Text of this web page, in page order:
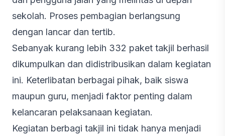
sekolah. Proses pembagian berlangsung
dengan lancar dan tertib.
Sebanyak kurang lebih 332 paket takjil berhasil
dikumpulkan dan didistribusikan dalam kegiatan
ini. Keterlibatan berbagai pihak, baik siswa
maupun guru, menjadi faktor penting dalam
kelancaran pelaksanaan kegiatan.
Kegiatan berbagi takjil ini tidak hanya menjadi